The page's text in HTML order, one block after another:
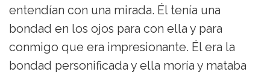
entendían con una mirada. Él tenía una
bondad en los ojos para con ella y para
conmigo que era impresionante. Él era la
bondad personificada y ella moría y mataba